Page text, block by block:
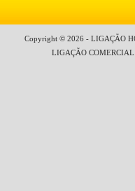
Copyright © 2026 - LIGAÇÃO
LIGAÇÃO